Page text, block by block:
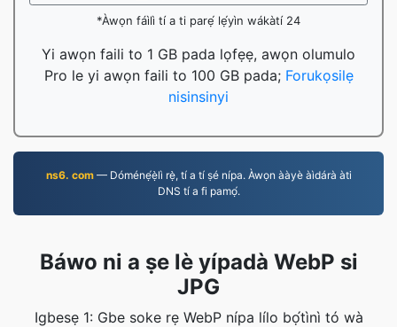
*Àwọn fáìlì tí a ti parẹ́ lẹ́yìn wákàtí 24
Yi awọn faili to 1 GB pada lọfẹẹ, awọn olumulo
Pro le yi awọn faili to 100 GB pada; Forukọsilẹ
nisinsinyi
ns6. com— Dóménẹ́ẹ̀lì rẹ̀, tí a tí ṣé nípa. Àwọn ààyè àìdárà àti
DNS tí a fi pamọ́.
Báwo ni a ṣe lè yípadà WebP si
JPG
Igbesẹ 1: Gbe soke rẹ WebP nípa lílo bọ́tìnì tó wà